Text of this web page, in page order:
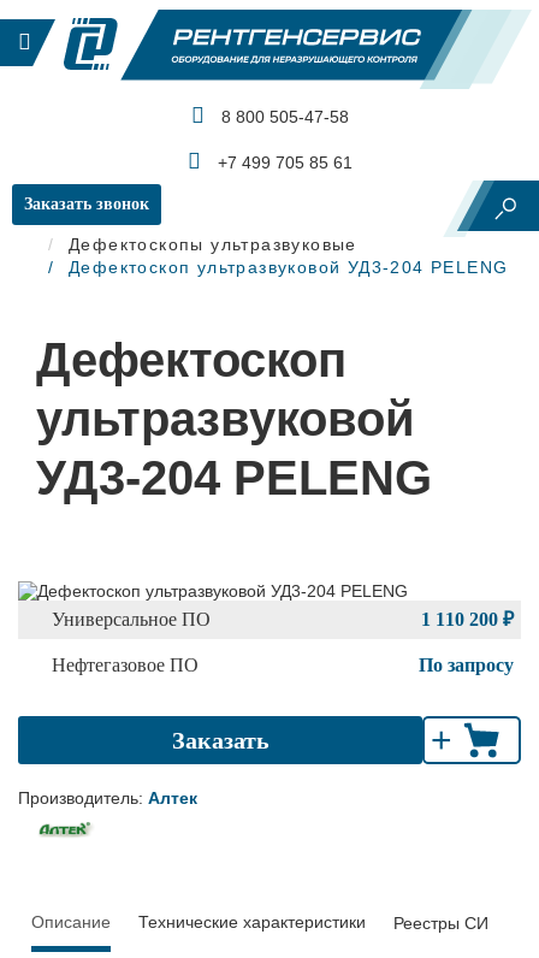
8 800 505-47-58
+7 499 705 85 61
Заказать звонок
Главная
Ультразвуковой контроль
Дефектоскопы ультразвуковые
Дефектоскоп ультразвуковой УД3-204 PELENG
Дефектоскоп
ультразвуковой
УД3-204 PELENG
1 110 200 ₽
Универсальное ПО
По запросу
Нефтегазовое ПО
Заказать +
Производитель: Алтек
Описание Технические характеристики Реестры СИ